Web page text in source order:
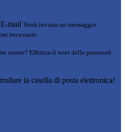
E-mail Verrà inviato un messaggio
necessarie.
utente? Effettua il reset della password
la casella di posta elettronica!